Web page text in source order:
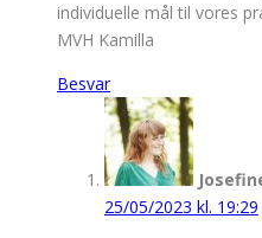
individuelle mål til vores
MVH Kamilla
Besvar
25/05/2023 kl. 19:29